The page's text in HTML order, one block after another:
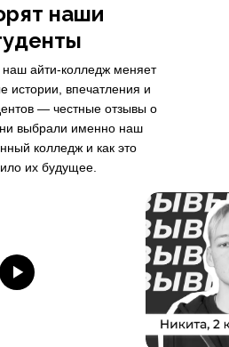
наши
наш айти-колледж меняет
истории, впечатления и
— честные отзывы о
выбрали именно наш
колледж и как это
их будущее.